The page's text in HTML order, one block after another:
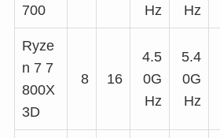
700
Hz
Hz
Ryze
n 7 7
800X
3D
8 16
4.5
0G
Hz
5.4
0G
Hz